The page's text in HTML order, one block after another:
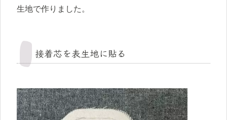
生地で作りました。
接着芯を表生地に貼る